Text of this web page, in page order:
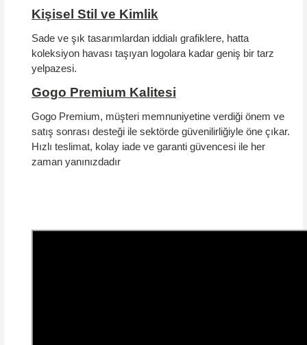
Kişisel Stil ve Kimlik
Sade ve şık tasarımlardan iddialı grafiklere, hatta
koleksiyon havası taşıyan logolara kadar geniş bir tarz
yelpazesi.
Gogo Premium Kalitesi
Gogo Premium, müşteri memnuniyetine verdiği önem ve
satış sonrası desteği ile sektörde güvenilirliğiyle öne çıkar.
Hızlı teslimat, kolay iade ve garanti güvencesi ile her
zaman yanınızdadır